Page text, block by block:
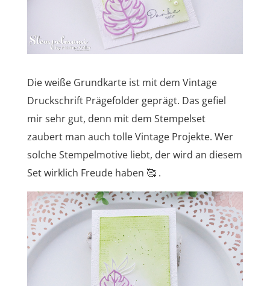
Die weiße Grundkarte ist mit dem Vintage
Druckschrift Prägefolder geprägt. Das gefiel
mir sehr gut, denn mit dem Stempelset
zaubert man auch tolle Vintage Projekte. Wer
solche Stempelmotive liebt, der wird an diesem
Set wirklich Freude haben 🥰 .